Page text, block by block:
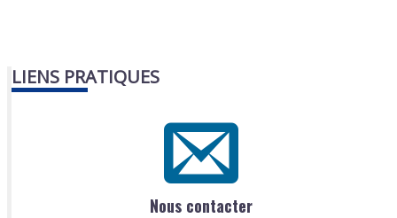
LIENS PRATIQUES
Nous contacter